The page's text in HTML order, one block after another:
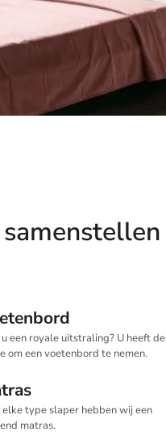
een royale uitstraling? U heeft de
om een voetenbord te nemen.
elke type slaper hebben wij een
matras.